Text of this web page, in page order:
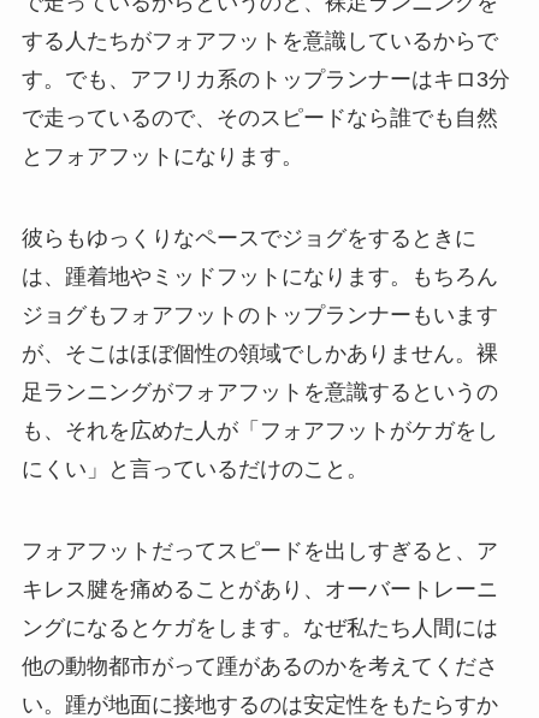
する人たちがフォアフットを意識しているからで
す。でも、アフリカ系のトップランナーはキロ3分
で走っているので、そのスピードなら誰でも自然
とフォアフットになります。
彼らもゆっくりなペースでジョグをするときに
は、踵着地やミッドフットになります。もちろん
ジョグもフォアフットのトップランナーもいます
が、そこはほぼ個性の領域でしかありません。裸
足ランニングがフォアフットを意識するというの
も、それを広めた人が「フォアフットがケガをし
にくい」と言っているだけのこと。
フォアフットだってスピードを出しすぎると、ア
キレス腱を痛めることがあり、オーバートレーニ
ングになるとケガをします。なぜ私たち人間には
他の動物都市がって踵があるのかを考えてくださ
い。踵が地面に接地するのは安定性をもたらすか